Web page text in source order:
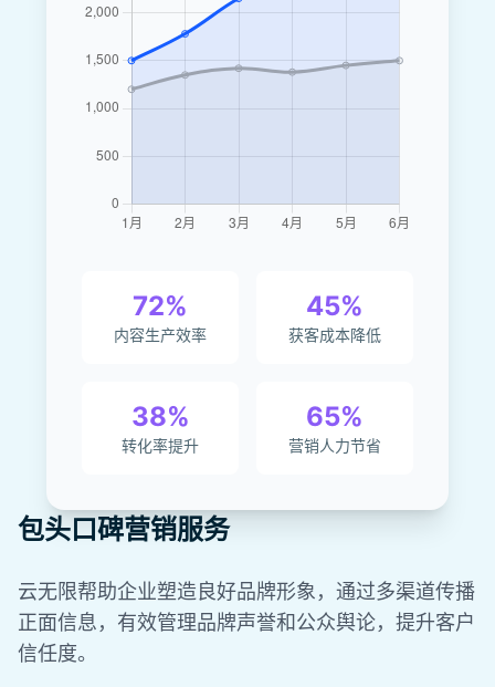
72%
内容生产效率
45%
获客成本降低
38%
转化率提升
65%
营销人力节省
包头口碑营销服务
云无限帮助企业塑造良好品牌形象，通过多渠道传播
正面信息，有效管理品牌声誉和公众舆论，提升客户
信任度。